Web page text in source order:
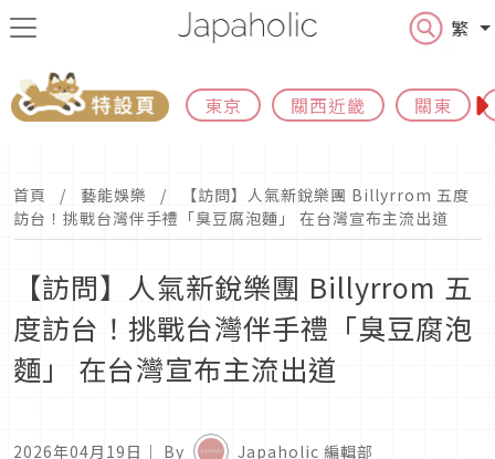
繁
東京 關西近畿 關東
首頁 藝能娛樂
【訪問】人氣新銳樂團 Billyrrom 五度
訪台！挑戰台灣伴手禮「臭豆腐泡麵」 在台灣宣布主流出道
【訪問】人氣新銳樂團 Billyrrom 五
度訪台！挑戰台灣伴手禮「臭豆腐泡
麵」 在台灣宣布主流出道
2026年04月19日 ｜ By Japaholic 編輯部